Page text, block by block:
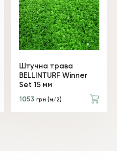
Штучна трава
BELLINTURF Winner
Set 15 мм
1053 грн (м/2)